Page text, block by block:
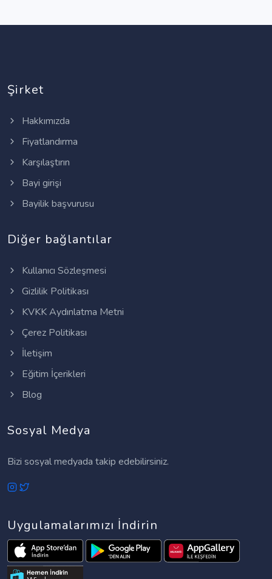
Şirket
Hakkımızda
Fiyatlandırma
Karşılaştırın
Bayi girişi
Bayilik başvurusu
Diğer bağlantılar
Kullanıcı Sözleşmesi
Gizlilik Politikası
KVKK Aydınlatma Metni
Çerez Politikası
İletişim
Eğitim İçerikleri
Blog
Sosyal Medya
Bizi sosyal medyada takip edebilirsiniz.
Uygulamalarımızı İndirin